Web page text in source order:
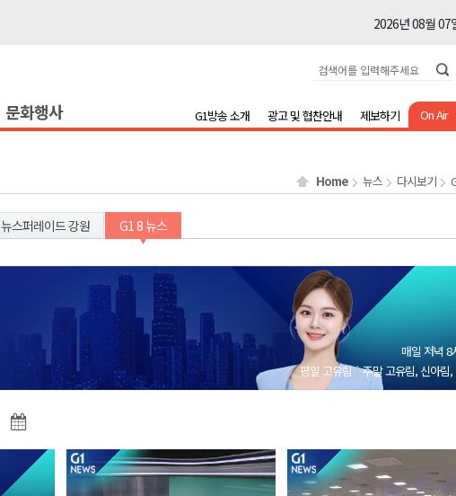
2026년 08월 07
2026년 08월 07
2026년 08월 07
2026년 08월 07
2026년 08월 07
2026년 08월 07
2026년 08월 07
2026년 08월 07
2026년 08월 07
2026년 08월 07
문화행사 On Air
G1방송 소개 광고 및 협찬안내 제보하기
Home 뉴스 다시보기
뉴스퍼레이드 강원 G1 8 뉴스
매일 저녁 8
평일 고유림
주말 고유림, 신아림,